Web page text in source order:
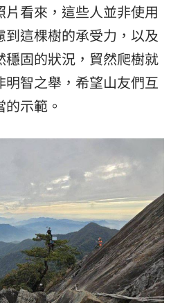
看來，這些人並非使用
這棵樹的承受力，以及
固的狀況，貿然爬樹就
智之舉，希望山友們互
示範。